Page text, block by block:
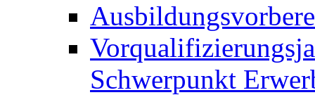
Schwerpunkt